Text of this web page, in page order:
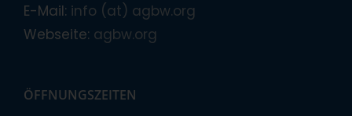
E-Mail: info (at) agbw.org
Webseite: agbw.org
ÖFFNUNGSZEITEN